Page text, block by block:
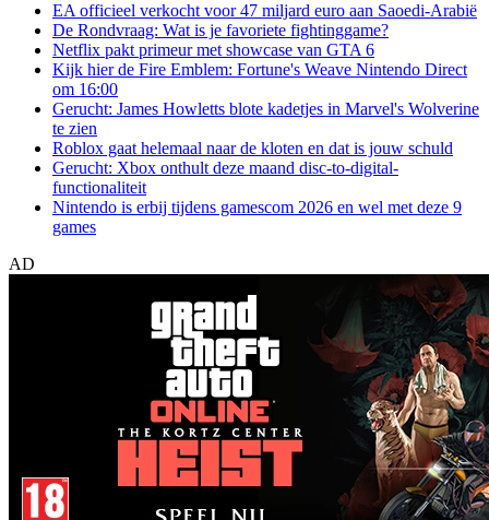
EA officieel verkocht voor 47 miljard euro aan Saoedi-Arabië
De Rondvraag: Wat is je favoriete fightinggame?
Netflix pakt primeur met showcase van GTA 6
Kijk hier de Fire Emblem: Fortune's Weave Nintendo Direct
om 16:00
Gerucht: James Howletts blote kadetjes in Marvel's Wolverine
te zien
Roblox gaat helemaal naar de kloten en dat is jouw schuld
Gerucht: Xbox onthult deze maand disc-to-digital-
functionaliteit
Nintendo is erbij tijdens gamescom 2026 en wel met deze 9
games
AD